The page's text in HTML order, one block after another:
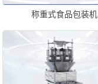
称重式食品包装机